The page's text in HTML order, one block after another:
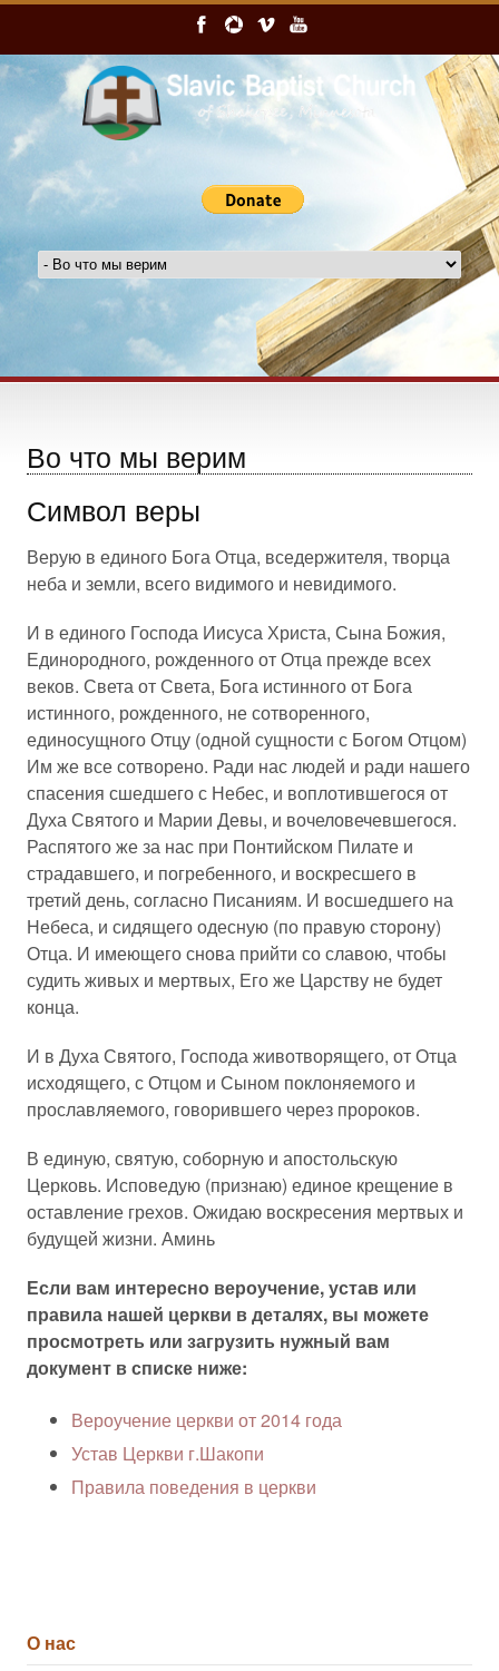
Во что мы верим
Символ веры
Верую в единого Бога Отца, вседержителя, творца
неба и земли, всего видимого и невидимого.
И в единого Господа Иисуса Христа, Сына Божия,
Единородного, рожденного от Отца прежде всех
веков. Света от Света, Бога истинного от Бога
истинного, рожденного, не сотворенного,
единосущного Отцу (одной сущности с Богом Отцом)
Им же все сотворено. Ради нас людей и ради нашего
спасения сшедшего с Небес, и воплотившегося от
Духа Святого и Марии Девы, и вочеловечевшегося.
Распятого же за нас при Понтийском Пилате и
страдавшего, и погребенного, и воскресшего в
третий день, согласно Писаниям. И восшедшего на
Небеса, и сидящего одесную (по правую сторону)
Отца. И имеющего снова прийти со славою, чтобы
судить живых и мертвых, Его же Царству не будет
конца.
И в Духа Святого, Господа животворящего, от Отца
исходящего, с Отцом и Сыном поклоняемого и
прославляемого, говорившего через пророков.
В единую, святую, соборную и апостольскую
Церковь. Исповедую (признаю) единое крещение в
оставление грехов. Ожидаю воскресения мертвых и
будущей жизни. Аминь
Если вам интересно вероучение, устав или
правила нашей церкви в деталях, вы можете
просмотреть или загрузить нужный вам
документ в списке ниже:
Вероучение церкви от 2014 года
Устав Церкви г.Шакопи
Правила поведения в церкви
О нас